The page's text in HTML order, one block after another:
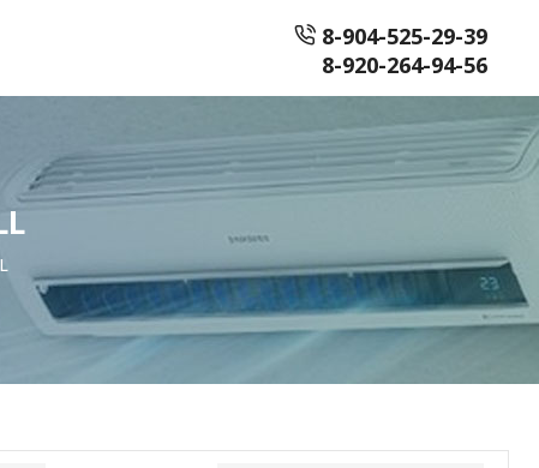
8-904-525-29-39
8-920-264-94-56